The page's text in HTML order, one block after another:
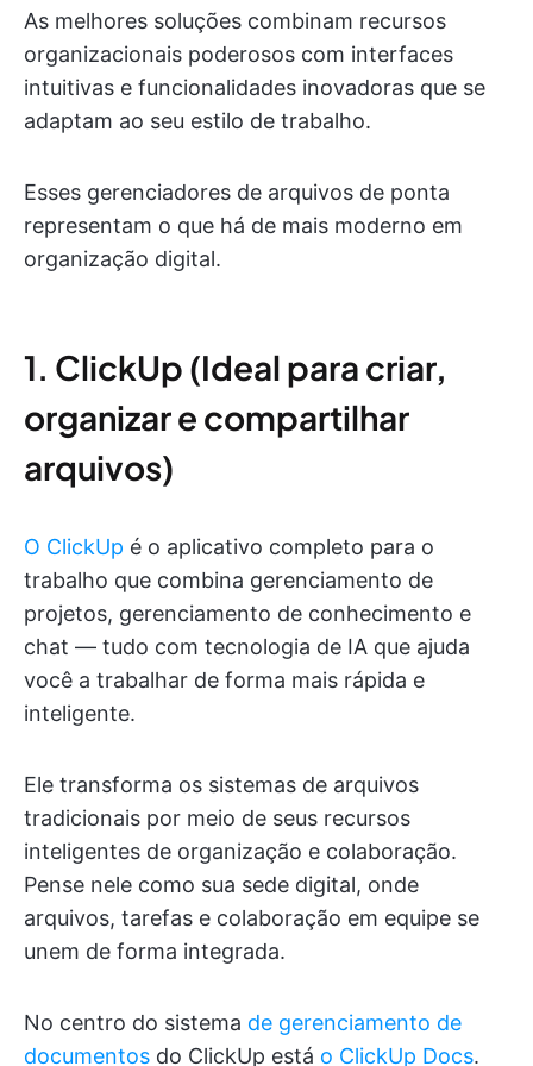
As melhores soluções combinam recursos
organizacionais poderosos com interfaces
intuitivas e funcionalidades inovadoras que se
adaptam ao seu estilo de trabalho.
Esses gerenciadores de arquivos de ponta
representam o que há de mais moderno em
organização digital.
1. ClickUp (Ideal para criar,
organizar e compartilhar
arquivos)
O ClickUp é o aplicativo completo para o
trabalho que combina gerenciamento de
projetos, gerenciamento de conhecimento e
chat — tudo com tecnologia de IA que ajuda
você a trabalhar de forma mais rápida e
inteligente.
Ele transforma os sistemas de arquivos
tradicionais por meio de seus recursos
inteligentes de organização e colaboração.
Pense nele como sua sede digital, onde
arquivos, tarefas e colaboração em equipe se
unem de forma integrada.
No centro do sistema de gerenciamento de
documentos do ClickUp está o ClickUp Docs.